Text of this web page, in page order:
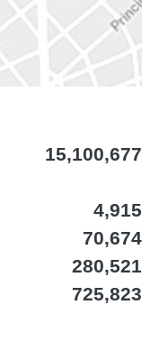
15,100,677
4,915
70,674
280,521
725,823